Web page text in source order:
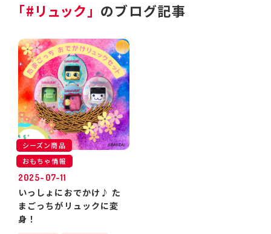
「#リュック」 のブログ記事
シーズン商品
おもちゃ情報
2025-07-11
いっしょにおでかけ♪ た
まごっちがリュックに変
身！